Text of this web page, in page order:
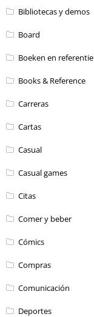
Bibliotecas y demos
Board
Boeken en referentie
Books & Reference
Carreras
Cartas
Casual
Casual games
Citas
Comer y beber
Cómics
Compras
Comunicación
Deportes